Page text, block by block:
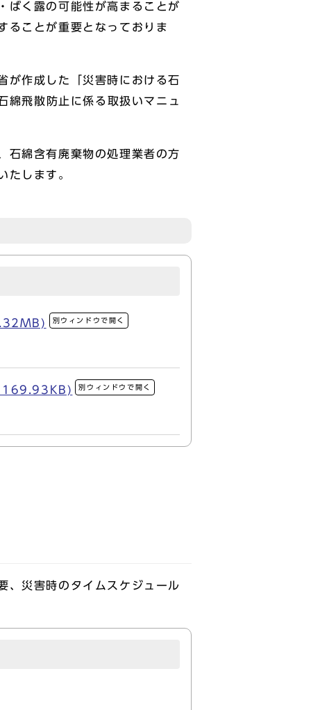
ばく露の可能性が高まることが
ることが重要となっておりま
作成した「災害時における石
飛散防止に係る取扱いマニュ
綿含有廃棄物の処理業者の方
たします。
別ウィンドウで開く
, 169.93KB) 別ウィンドウで開く
災害時のタイムスケジュール